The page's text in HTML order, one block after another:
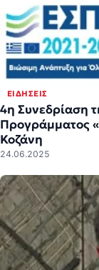
ΕΙΔΉΣΕΙΣ
4η Συνεδρίαση
Προγράμματος
Κοζάνη
24.06.2025